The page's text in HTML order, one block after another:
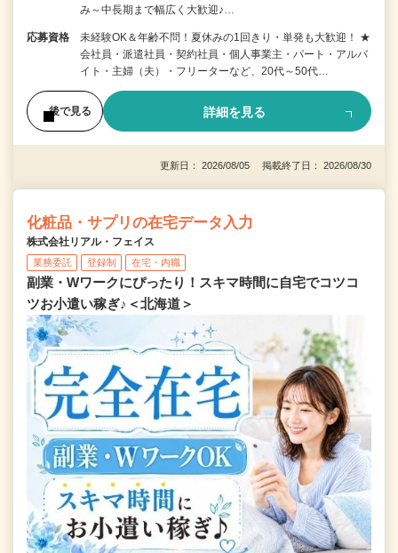
み～中長期まで幅広く大歓迎♪…
応募資格
未経験OK＆年齢不問！夏休みの1回きり・単発も大歓迎！ ★
会社員・派遣社員・契約社員・個人事業主・パート・アルバ
イト・主婦（夫）・フリーターなど、20代～50代…
後で見る 詳細を見る
更新日： 2026/08/05 掲載終了日： 2026/08/30
化粧品・サプリの在宅データ入力
株式会社リアル・フェイス
業務委託 登録制 在宅・内職
副業・Wワークにぴったり！スキマ時間に自宅でコツコ
ツお小遣い稼ぎ♪＜北海道＞